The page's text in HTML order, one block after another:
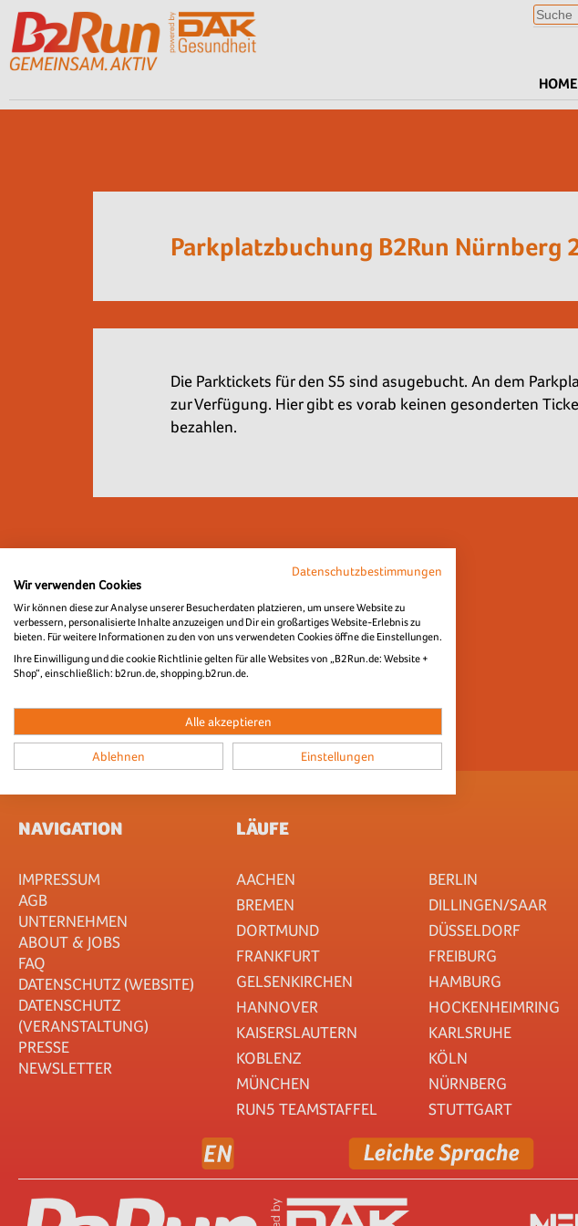
HOME
Parkplatzbuchung B2Run Nürnberg
Die Parktickets für den S5 sind asugebucht. An dem
zur Verfügung. Hier gibt es vorab keinen gesonderten
bezahlen.
NAVIGATION
IMPRESSUM
AGB
UNTERNEHMEN
ABOUT & JOBS
FAQ
DATENSCHUTZ (WEBSITE)
DATENSCHUTZ
(VERANSTALTUNG)
PRESSE
NEWSLETTER
LÄUFE
AACHEN
BERLIN
BREMEN
DILLINGEN/SAAR
DORTMUND
DÜSSELDORF
FRANKFURT
FREIBURG
GELSENKIRCHEN
HAMBURG
HANNOVER
HOCKENHEIMRING
KAISERSLAUTERN
KARLSRUHE
KOBLENZ
KÖLN
MÜNCHEN
NÜRNBERG
RUN5 TEAMSTAFFEL
STUTTGART
Datenschutzbestimmungen
Wir verwenden Cookies
Wir können diese zur Analyse unserer Besucherdaten platzieren, um unsere Website zu
verbessern, personalisierte Inhalte anzuzeigen und Dir ein großartiges Website-Erlebnis zu
bieten. Für weitere Informationen zu den von uns verwendeten Cookies öffne die Einstellungen.
Ihre Einwilligung und die cookie Richtlinie gelten für alle Websites von „B2Run.de: Website +
Shop“, einschließlich: b2run.de, shopping.b2run.de.
Alle akzeptieren
Ablehnen Einstellungen